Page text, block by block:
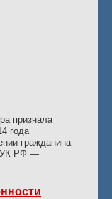
признала
года
гражданина
УК РФ —